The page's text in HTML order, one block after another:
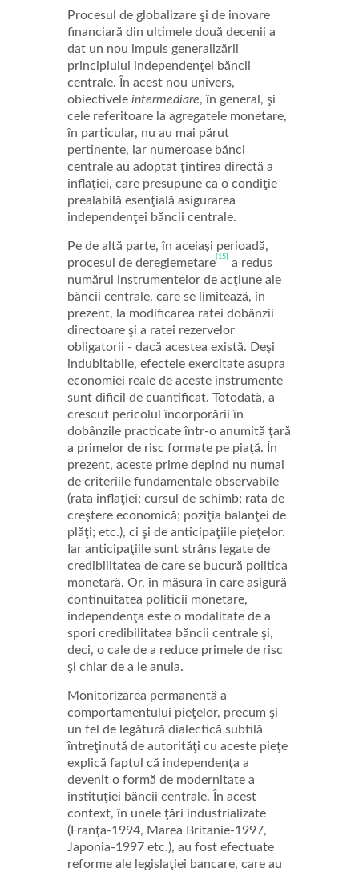
Procesul de globalizare şi de inovare
financiară din ultimele două decenii a
dat un nou impuls generalizării
principiului independenţei băncii
centrale. În acest nou univers,
obiectivele intermediare, în general, şi
cele referitoare la agregatele monetare,
în particular, nu au mai părut
pertinente, iar numeroase bănci
centrale au adoptat ţintirea directă a
inflaţiei, care presupune ca o condiţie
prealabilă esenţială asigurarea
independenţei băncii centrale.
Pe de altă parte, în aceiaşi perioadă,
procesul de dereglemetare [15]
a redus
numărul instrumentelor de acţiune ale
băncii centrale, care se limitează, în
prezent, la modificarea ratei dobânzii
directoare şi a ratei rezervelor
obligatorii - dacă acestea există. Deşi
indubitabile, efectele exercitate asupra
economiei reale de aceste instrumente
sunt dificil de cuantificat. Totodată, a
crescut pericolul încorporării în
dobânzile practicate într-o anumită ţară
a primelor de risc formate pe piaţă. În
prezent, aceste prime depind nu numai
de criteriile fundamentale observabile
(rata inflaţiei; cursul de schimb; rata de
creştere economică; poziţia balanţei de
plăţi; etc.), ci şi de anticipaţiile pieţelor.
Iar anticipaţiile sunt strâns legate de
credibilitatea de care se bucură politica
monetară. Or, în măsura în care asigură
continuitatea politicii monetare,
independenţa este o modalitate de a
spori credibilitatea băncii centrale şi,
deci, o cale de a reduce primele de risc
şi chiar de a le anula.
Monitorizarea permanentă a
comportamentului pieţelor, precum şi
un fel de legătură dialectică subtilă
întreţinută de autorităţi cu aceste pieţe
explică faptul că independenţa a
devenit o formă de modernitate a
instituţiei băncii centrale. În acest
context, în unele ţări industrializate
(Franţa-1994, Marea Britanie-1997,
Japonia-1997 etc.), au fost efectuate
reforme ale legislaţiei bancare, care au